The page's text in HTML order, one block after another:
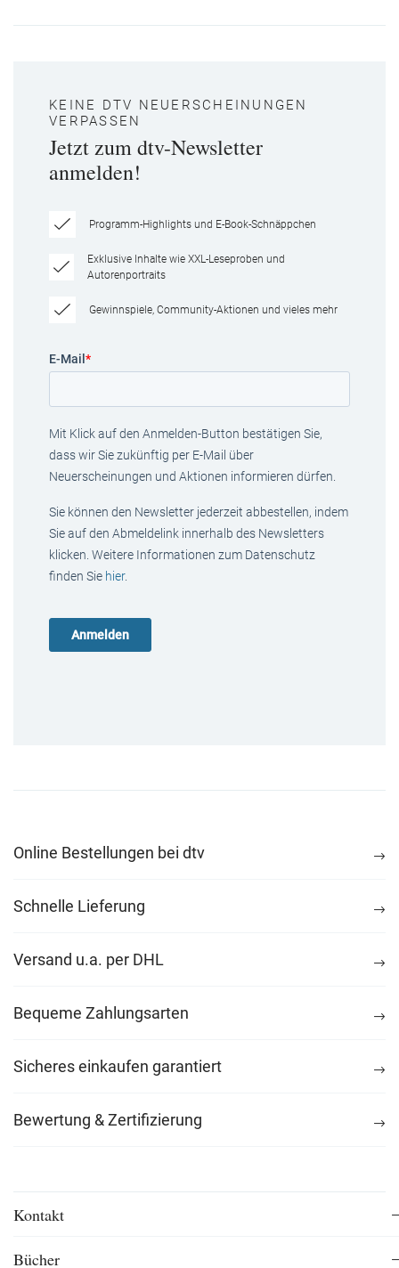
KEINE DTV NEUERSCHEINUNGEN
VERPASSEN
Jetzt zum dtv-Newsletter
anmelden!
Programm-Highlights und E-Book-Schnäppchen
Exklusive Inhalte wie XXL-Leseproben und
Autorenportraits
Gewinnspiele, Community-Aktionen und vieles mehr
E-Mail *
Mit Klick auf den Anmelden-Button bestätigen Sie,
dass wir Sie zukünftig per E-Mail über
Neuerscheinungen und Aktionen informieren dürfen.
Sie können den Newsletter jederzeit abbestellen, indem
Sie auf den Abmeldelink innerhalb des Newsletters
klicken. Weitere Informationen zum Datenschutz
finden Sie hier.
Online Bestellungen bei dtv
Schnelle Lieferung
Versand u.a. per DHL
Bequeme Zahlungsarten
Sicheres einkaufen garantiert
Bewertung & Zertifizierung
Kontakt
Bücher